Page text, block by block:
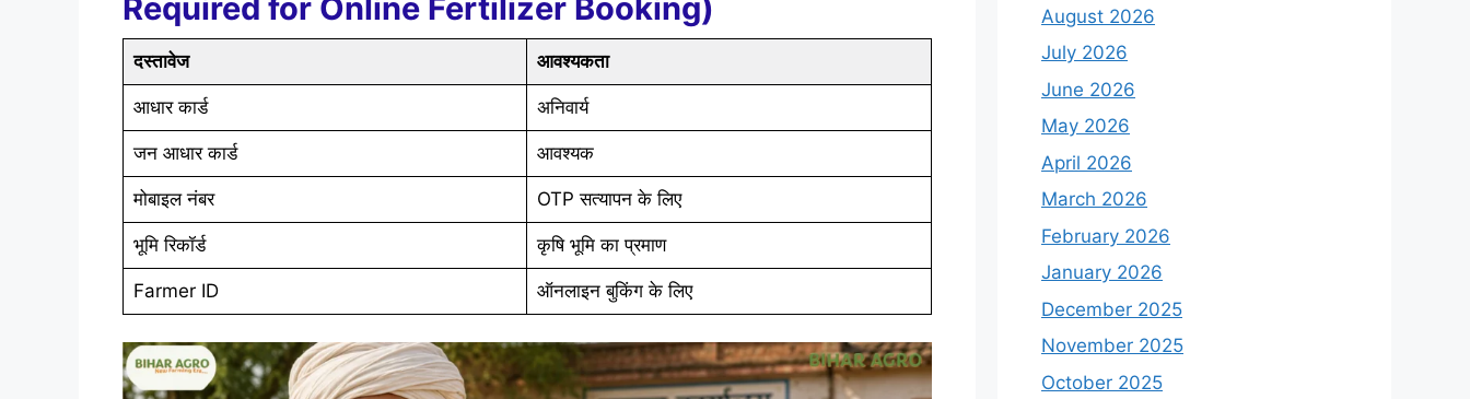
Required for Online Fertilizer Booking)
दस्तावेज आवश्यकता
आधार कार्ड अनिवार्य
जन आधार कार्ड आवश्यक
मोबाइल नंबर OTP सत्यापन के लिए
भूमि रिकॉर्ड कृषि भूमि का प्रमाण
Farmer ID ऑनलाइन बुकिंग के लिए
August 2026
July 2026
June 2026
May 2026
April 2026
March 2026
February 2026
January 2026
December 2025
November 2025
October 2025